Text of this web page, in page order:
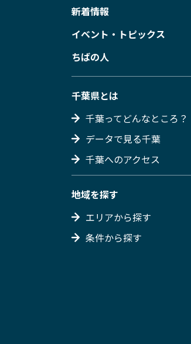
新着情報
イベント・トピックス
ちばの人
千葉県とは
千葉ってどんなところ？
データで見る千葉
千葉へのアクセス
地域を探す
エリアから探す
条件から探す